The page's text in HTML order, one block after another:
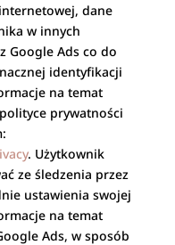
dane
w innych
Google Ads co do
identyfikacji
na temat
prywatności
. Użytkownik
ze śledzenia przez
ustawienia swojej
na temat
Ads, w sposób